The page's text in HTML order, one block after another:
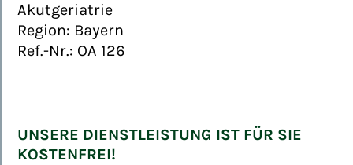
Akutgeriatrie
Region: Bayern
Ref.-Nr.: OA 126
UNSERE DIENSTLEISTUNG IST FÜR SIE
KOSTENFREI!